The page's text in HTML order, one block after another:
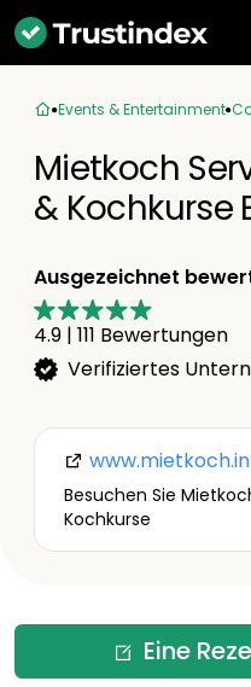
Events & Entertainment
Mietkoch
& Kochkurse
Ausgezeichnet
4.9 | 111 Bewertungen
Verifiziertes
Besuchen Sie
Kochkurse
Eine